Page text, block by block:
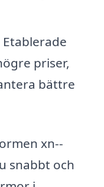
Etablerade
priser,
bättre
xn--
snabbt och